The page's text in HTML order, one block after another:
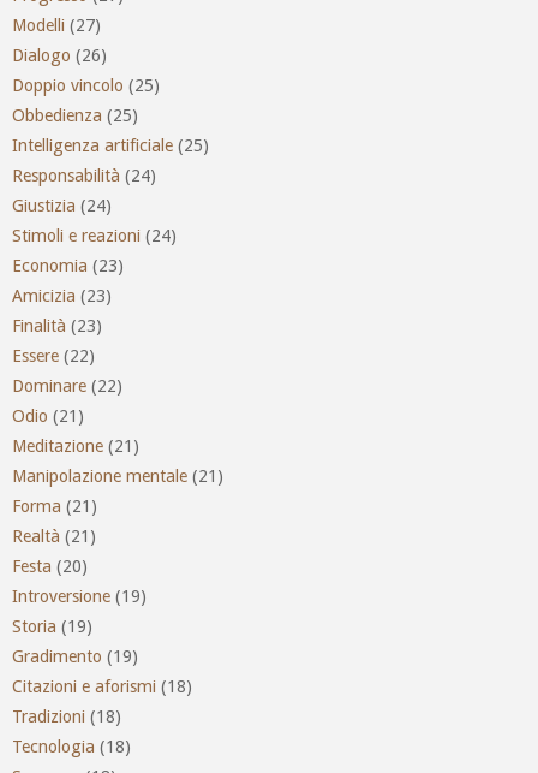
Modelli (27)
Dialogo (26)
Doppio vincolo (25)
Obbedienza (25)
Intelligenza artificiale (25)
Responsabilità (24)
Giustizia (24)
Stimoli e reazioni (24)
Economia (23)
Amicizia (23)
Finalità (23)
Essere (22)
Dominare (22)
Odio (21)
Meditazione (21)
Manipolazione mentale (21)
Forma (21)
Realtà (21)
Festa (20)
Introversione (19)
Storia (19)
Gradimento (19)
Citazioni e aforismi (18)
Tradizioni (18)
Tecnologia (18)